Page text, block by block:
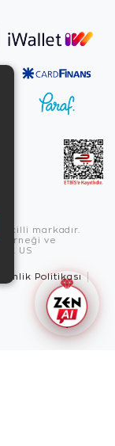
markadır.
ve
US
Politikası